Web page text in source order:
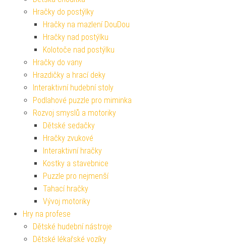
Hračky do postýlky
Hračky na mazlení DouDou
Hračky nad postýlku
Kolotoče nad postýlku
Hračky do vany
Hrazdičky a hrací deky
Interaktivní hudební stoly
Podlahové puzzle pro miminka
Rozvoj smyslů a motoriky
Dětské sedačky
Hračky zvukové
Interaktivní hračky
Kostky a stavebnice
Puzzle pro nejmenší
Tahací hračky
Vývoj motoriky
Hry na profese
Dětské hudební nástroje
Dětské lékařské vozíky